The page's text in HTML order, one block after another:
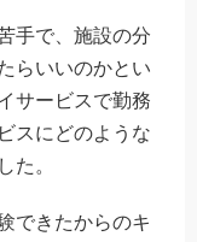
手で、施設の分
らいいのかとい
サービスで勤務
スにどのような
た。
できたからのキ